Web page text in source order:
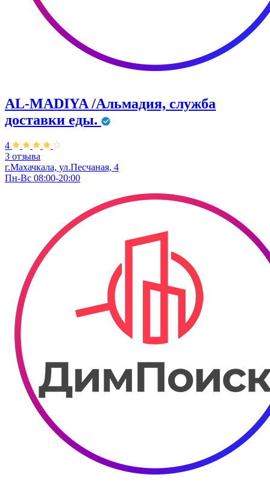
AL-MADIYA /Альмадия, служба
доставки еды.
4
3 отзыва
г.Махачкала, ул.Песчаная, 4
Пн-Вс 08:00-20:00